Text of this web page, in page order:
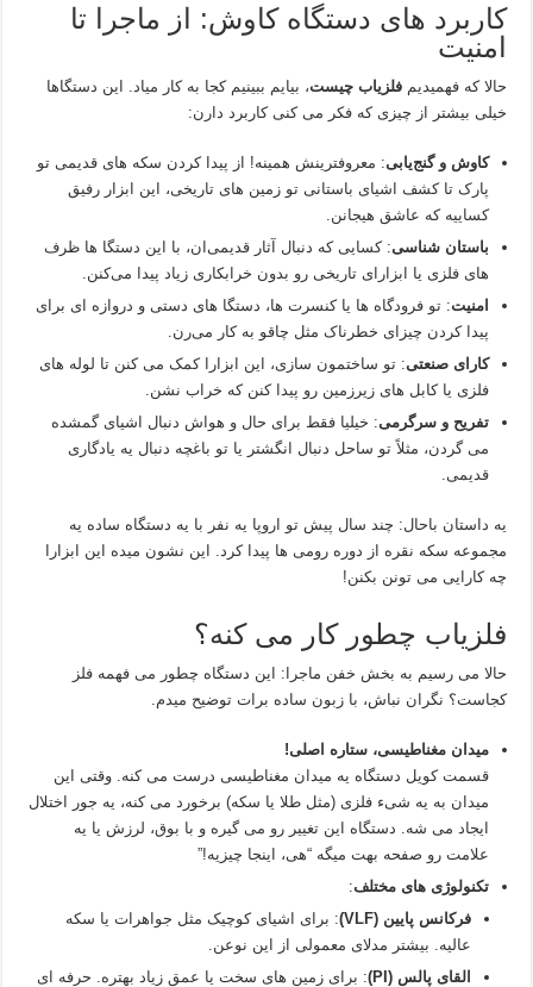
کاربرد های دستگاه کاوش: از ماجرا تا
امنیت
حالا که فهمیدیمفلزیاب چیست، بیایم ببینیم کجا به کار میاد. این دستگاها
خیلی بیشتر از چیزی که فکر می‌ کنی کاربرد دارن:
کاوش و گنج‌یابی: معروفترینش همینه! از پیدا کردن سکه‌ های قدیمی تو
پارک تا کشف اشیای باستانی تو زمین‌ های تاریخی، این ابزار رفیق
کساییه که عاشق هیجانن.
باستان‌ شناسی: کسایی که دنبال آثار قدیمی‌ان، با این دستگا ها ظرف‌
های فلزی یا ابزارای تاریخی رو بدون خرابکاری زیاد پیدا می‌کنن.
امنیت: تو فرودگاه‌ ها یا کنسرت‌ ها، دستگا های دستی و دروازه‌ ای برای
پیدا کردن چیزای خطرناک مثل چاقو به کار می‌رن.
کارای صنعتی: تو ساختمون‌ سازی، این ابزارا کمک می‌ کنن تا لوله‌ های
فلزی یا کابل‌ های زیرزمین رو پیدا کنن که خراب نشن.
تفریح و سرگرمی: خیلیا فقط برای حال و هواش دنبال اشیای گمشده
می‌ گردن، مثلاً تو ساحل دنبال انگشتر یا تو باغچه دنبال یه یادگاری
قدیمی.
یه داستان باحال: چند سال پیش تو اروپا یه نفر با یه دستگاه ساده یه
مجموعه سکه نقره از دوره رومی‌ ها پیدا کرد. این نشون میده این ابزارا
چه کارایی می‌ تونن بکنن!
فلزیاب چطور کار می‌ کنه؟
حالا می‌ رسیم به بخش خفن ماجرا: این دستگاه چطور می‌ فهمه فلز
کجاست؟ نگران نباش، با زبون ساده برات توضیح میدم.
میدان مغناطیسی، ستاره اصلی!
قسمت کویل دستگاه یه میدان مغناطیسی درست می‌ کنه. وقتی این
میدان به یه شیء فلزی (مثل طلا یا سکه) برخورد می‌ کنه، یه جور اختلال
ایجاد می‌ شه. دستگاه این تغییر رو می‌ گیره و با بوق، لرزش یا یه
علامت رو صفحه بهت میگه “هی، اینجا چیزیه!”
تکنولوژی‌ های مختلف:
فرکانس پایین (VLF)
: برای اشیای کوچیک مثل جواهرات یا سکه
عالیه. بیشتر مدلای معمولی از این نوعن.
القای پالس (PI)
: برای زمین‌ های سخت یا عمق زیاد بهتره. حرفه‌ ای‌